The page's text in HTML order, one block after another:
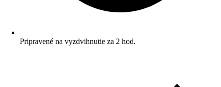
Pripravené na vyzdvihnutie za 2 hod.